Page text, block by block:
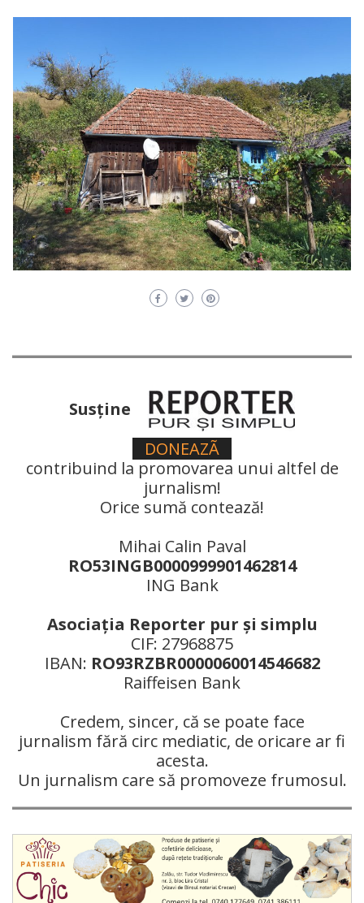
Susţine
DONEAZÃ
contribuind la promovarea unui altfel de
jurnalism!
Orice sumă contează!
Mihai Calin Paval
RO53INGB0000999901462814
ING Bank
Asociaţia Reporter pur şi simplu
CIF: 27968875
IBAN: RO93RZBR0000060014546682
Raiffeisen Bank
Credem, sincer, că se poate face
jurnalism fără circ mediatic, de oricare ar fi
acesta.
Un jurnalism care să promoveze frumosul.